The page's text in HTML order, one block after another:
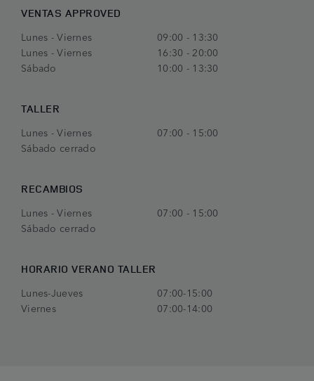
VENTAS APPROVED
Lunes - Viernes
09:00 - 13:30
Lunes - Viernes
16:30 - 20:00
Sábado
10:00 - 13:30
TALLER
Lunes - Viernes
07:00 - 15:00
Sábado cerrado
RECAMBIOS
Lunes - Viernes
07:00 - 15:00
Sábado cerrado
HORARIO VERANO TALLER
Lunes-Jueves
07:00-15:00
Viernes
07:00-14:00